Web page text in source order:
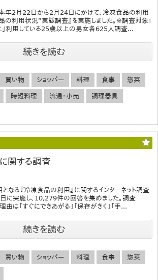
年2月22日から2月24日にかけて、冷凍食品の利用
の利用状況”実態調査』を実施しました。※調査対象：
」利用している25歳以上の男女各625人調査...
続きを読む
買い物 ショッパー 料理 食事 惣菜
時短料理 流通・小売 調理器具
関する調査
となる『冷凍食品の利用』に関するインターネット調査
実施し、10,279件の回答を集めました。調査
は「すぐにできあがる」「保存がきく」「手...
続きを読む
買い物 ショッパー 料理 食事 惣菜